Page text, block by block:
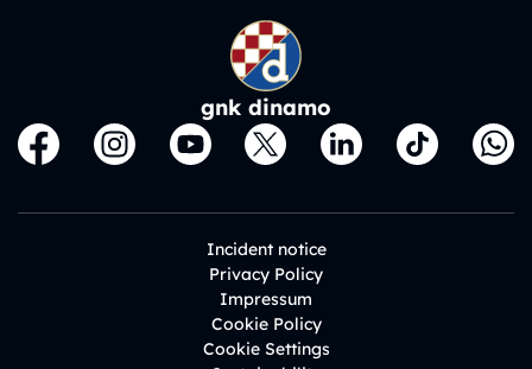
gnk dinamo
Incident notice
Privacy Policy
Impressum
Cookie Policy
Cookie Settings